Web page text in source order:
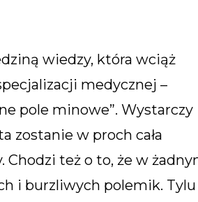
wiedzy, która wciąż
medycznej –
pole minowe”. Wystarczy
zostanie w proch cała
też o to, że w
i burzliwych polemik. Tylu